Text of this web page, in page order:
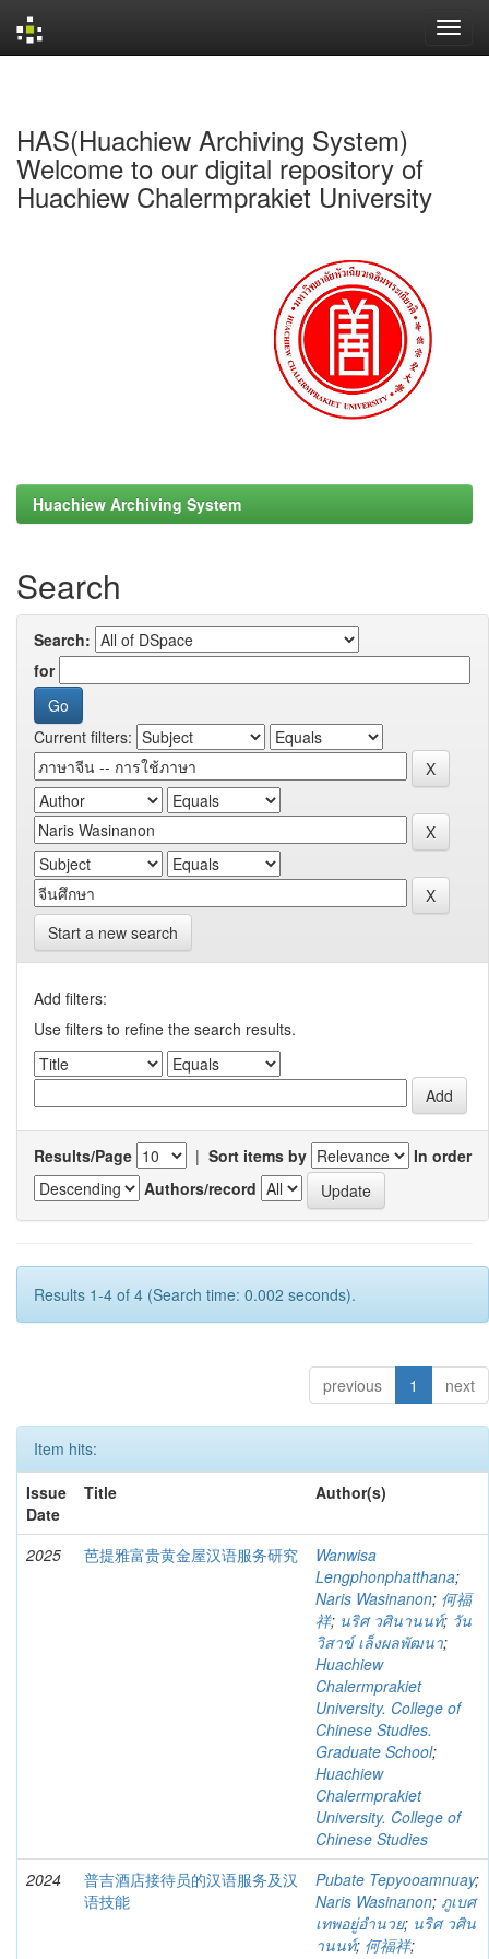
HAS(Huachiew Archiving System)
Welcome to our digital repository of
Huachiew Chalermprakiet University
Huachiew Archiving System
Search
Search:
for
Current filters:
Start a new search
Add filters:
Use filters to refine the search results.
Results/Page | Sort items by
In order
Authors/record
Results 1-4 of 4 (Search time: 0.002 seconds).
previous 1 next
Item hits:
Issue
Date
Title Author(s)
2025 芭提雅富贵黄金屋汉语服务研究
Wanwisa
Lengphonphatthana;
Naris Wasinanon; 何福
祥; นริศ วศินานนท์; วัน
วิสาข์ เล็งผลพัฒนา;
Huachiew
Chalermprakiet
University. College of
Chinese Studies.
Graduate School;
Huachiew
Chalermprakiet
University. College of
Chinese Studies
2024
普吉酒店接待员的汉语服务及汉
语技能
Pubate Tepyooamnuay;
Naris Wasinanon; ภูเบศ
เทพอยู่อำนวย; นริศ วศิน
านนท์; 何福祥;